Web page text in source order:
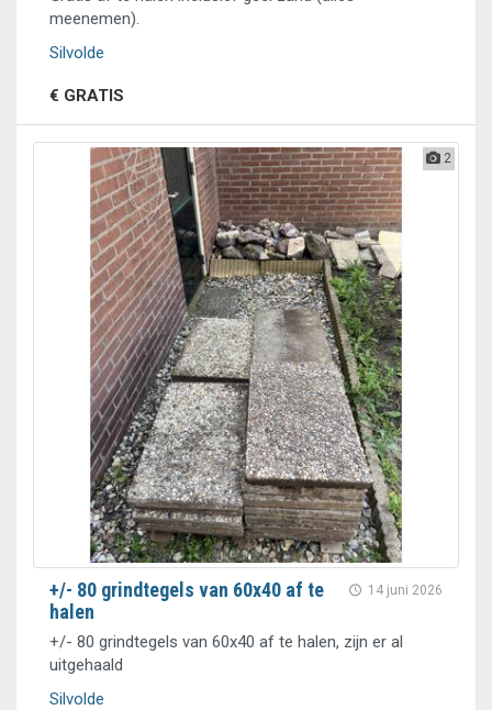
meenemen).
Silvolde
€ GRATIS
2
14 juni 2026
+/- 80 grindtegels van 60x40 af te
halen
+/- 80 grindtegels van 60x40 af te halen, zijn er al
uitgehaald
Silvolde